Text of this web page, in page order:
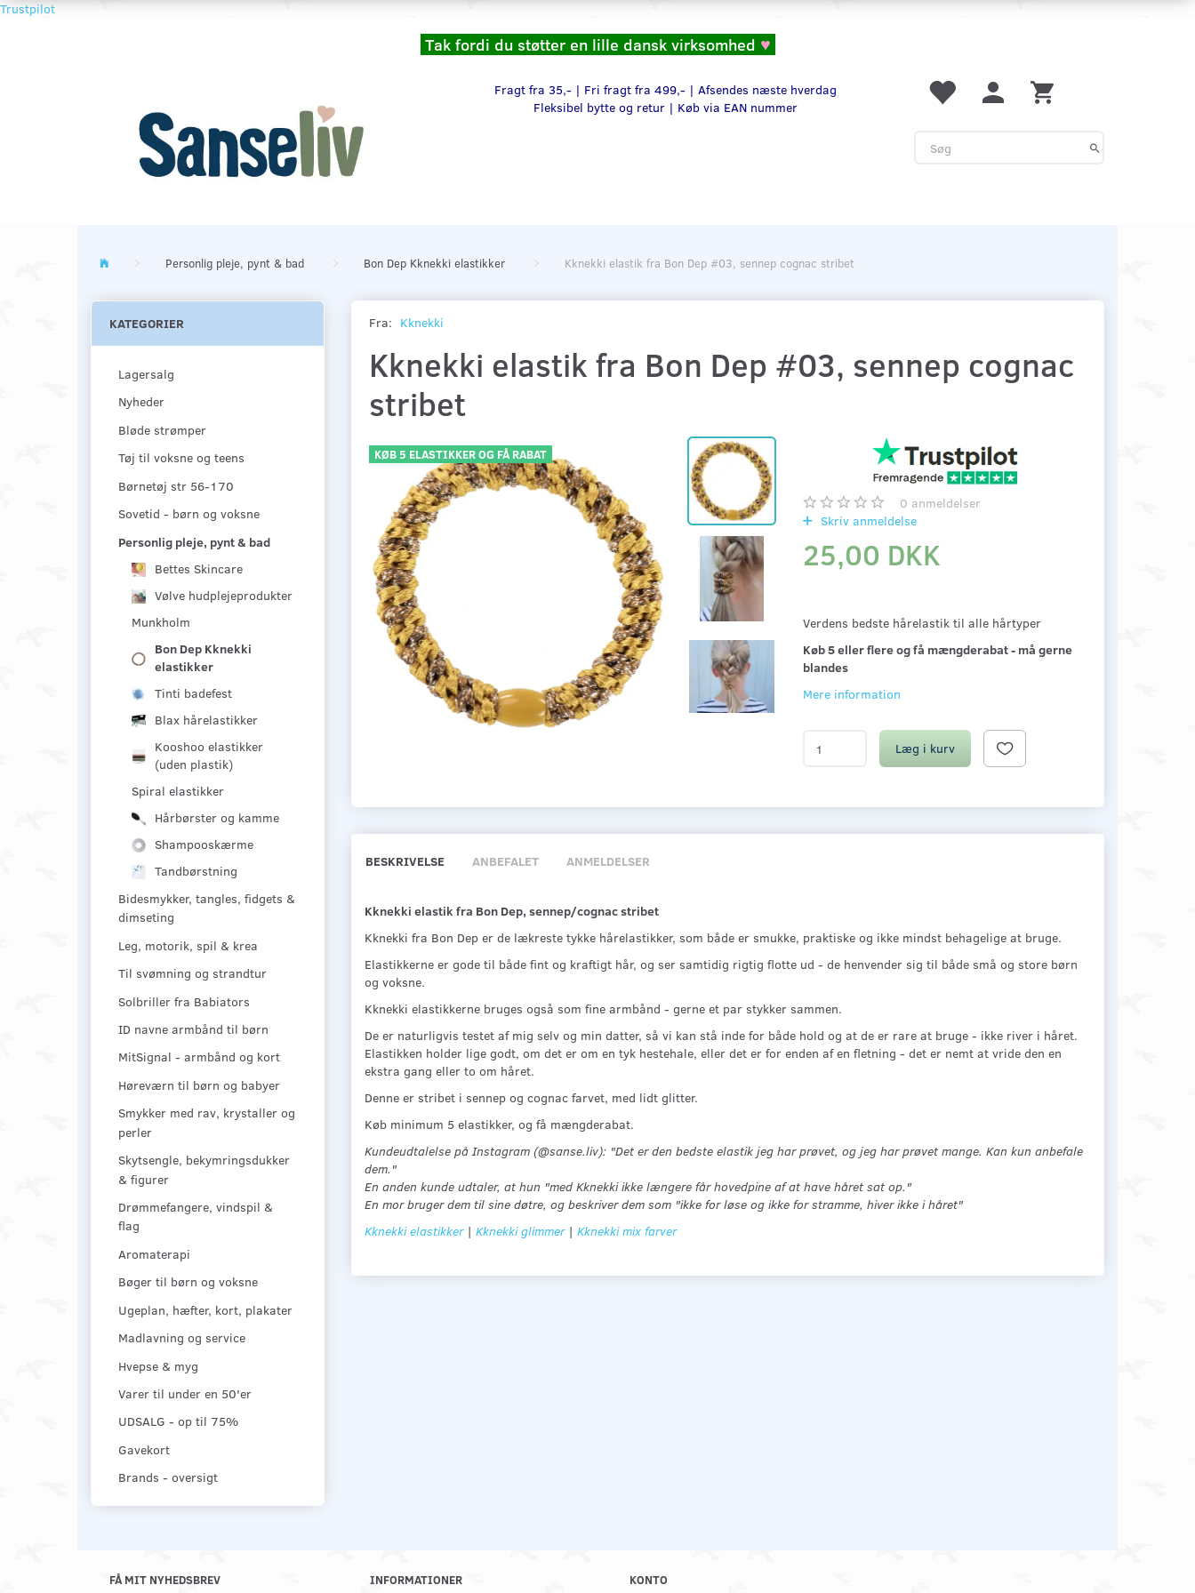
Trustpilot
Tak fordi du støtter en lille dansk virksomhed ♥
Fragt fra 35,- | Fri fragt fra 499,- | Afsendes næste hverdag
Fleksibel bytte og retur | Køb via EAN nummer
Personlig pleje, pynt & bad Bon Dep Kknekki elastikker Kknekki elastik fra Bon Dep #03, sennep cognac stribet
KATEGORIER
Lagersalg
Nyheder
Bløde strømper
Tøj til voksne og teens
Børnetøj str 56-170
Sovetid - børn og voksne
Personlig pleje, pynt & bad
Bettes Skincare
Vølve hudplejeprodukter
Munkholm
Bon Dep Kknekki
elastikker
Tinti badefest
Blax hårelastikker
Kooshoo elastikker
(uden plastik)
Spiral elastikker
Hårbørster og kamme
Shampooskærme
Tandbørstning
Bidesmykker, tangles, fidgets &
dimseting
Leg, motorik, spil & krea
Til svømning og strandtur
Solbriller fra Babiators
ID navne armbånd til børn
MitSignal - armbånd og kort
Høreværn til børn og babyer
Smykker med rav, krystaller og
perler
Skytsengle, bekymringsdukker
& figurer
Drømmefangere, vindspil &
flag
Aromaterapi
Bøger til børn og voksne
Ugeplan, hæfter, kort, plakater
Madlavning og service
Hvepse & myg
Varer til under en 50'er
UDSALG - op til 75%
Gavekort
Brands - oversigt
Fra: Kknekki
Kknekki elastik fra Bon Dep #03, sennep cognac
stribet
KØB 5 ELASTIKKER OG FÅ RABAT
0 anmeldelser
Skriv anmeldelse
25,00 DKK
Verdens bedste hårelastik til alle hårtyper
Køb 5 eller flere og få mængderabat - må gerne
blandes
Mere information
Læg i kurv
BESKRIVELSE ANBEFALET ANMELDELSER
Kknekki elastik fra Bon Dep, sennep/cognac stribet
Kknekki fra Bon Dep er de lækreste tykke hårelastikker, som både er smukke, praktiske og ikke mindst behagelige at bruge.
Elastikkerne er gode til både fint og kraftigt hår, og ser samtidig rigtig flotte ud - de henvender sig til både små og store børn
og voksne.
Kknekki elastikkerne bruges også som fine armbånd - gerne et par stykker sammen.
De er naturligvis testet af mig selv og min datter, så vi kan stå inde for både hold og at de er rare at bruge - ikke river i håret.
Elastikken holder lige godt, om det er om en tyk hestehale, eller det er for enden af en fletning - det er nemt at vride den en
ekstra gang eller to om håret.
Denne er stribet i sennep og cognac farvet, med lidt glitter.
Køb minimum 5 elastikker, og få mængderabat.
Kundeudtalelse på Instagram (@sanse.liv): "Det er den bedste elastik jeg har prøvet, og jeg har prøvet mange. Kan kun anbefale
dem."
En anden kunde udtaler, at hun "med Kknekki ikke længere får hovedpine af at have håret sat op."
En mor bruger dem til sine døtre, og beskriver dem som "ikke for løse og ikke for stramme, hiver ikke i håret"
Kknekki elastikker| Kknekki glimmer | Kknekki mix farver
FÅ MIT NYHEDSBREV INFORMATIONER KONTO